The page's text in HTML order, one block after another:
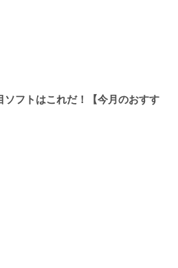
フトはこれだ！【今月のおすす